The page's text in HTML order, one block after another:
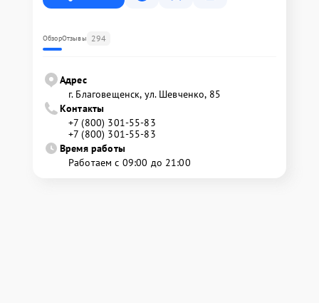
ОбзорОтзывы 294
Адрес
г. Благовещенск, ул. Шевченко, 85
Контакты
+7 (800) 301-55-83
+7 (800) 301-55-83
Время работы
Работаем с 09:00 до 21:00